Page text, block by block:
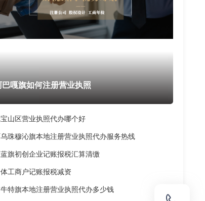
巴嘎旗如何注册营业执照
山区营业执照代办哪个好
珠穆沁旗本地注册营业执照代办服务热线
旗初创企业记账报税汇算清缴
工商户记账报税减资
特旗本地注册营业执照代办多少钱